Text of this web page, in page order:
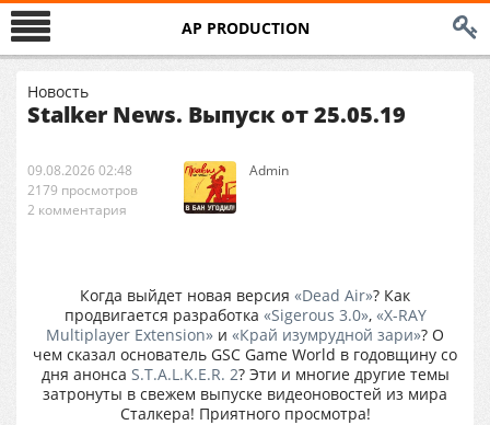
AP PRODUCTION
Новость
Stalker News. Выпуск от 25.05.19
09.08.2026 02:48
2179 просмотров
2 комментария
Аdmin
Когда выйдет новая версия «Dead Air»? Как
продвигается разработка «Sigerous 3.0», «X-RAY
Multiplayer Extension» и «Край изумрудной зари»? О
чем сказал основатель GSC Game World в годовщину со
дня анонса S.T.A.L.K.E.R. 2? Эти и многие другие темы
затронуты в свежем выпуске видеоновостей из мира
Сталкера! Приятного просмотра!